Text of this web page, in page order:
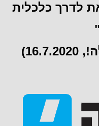
לדרך כלכלית